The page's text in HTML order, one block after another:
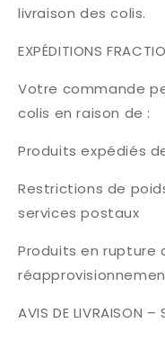
livraison des colis.
EXPÉDITIONS
Votre commande
colis en raison de :
Produits expédiés
Restrictions de
services postaux
Produits en
AVIS DE LIVRAISON –